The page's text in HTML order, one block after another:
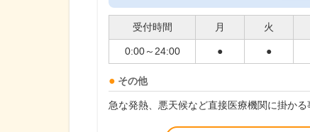
受付時間 月 火
0:00～24:00 ● ●
その他
急な発熱、悪天候など直接医療機関に掛か